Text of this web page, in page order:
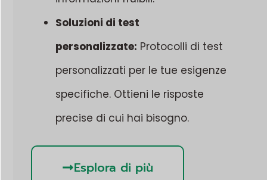
Soluzioni di test
personalizzate: Protocolli di test
personalizzati per le tue esigenze
specifiche. Ottieni le risposte
precise di cui hai bisogno.
Esplora di più